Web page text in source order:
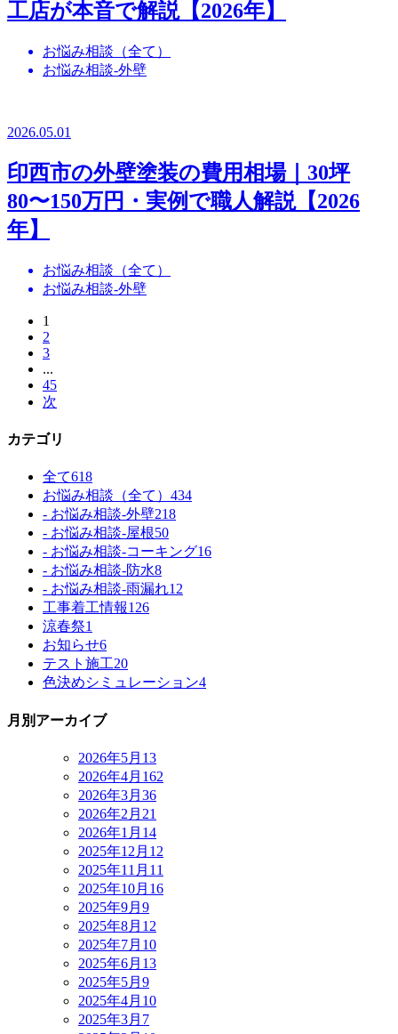
工店が本音で解説【2026年】
お悩み相談（全て）
お悩み相談-外壁
2026.05.01
印西市の外壁塗装の費用相場｜30坪
80〜150万円・実例で職人解説【2026
年】
お悩み相談（全て）
お悩み相談-外壁
1
2
3
...
45
次
カテゴリ
全て618
お悩み相談（全て） 434
- お悩み相談-外壁218
- お悩み相談-屋根50
- お悩み相談-コーキング16
- お悩み相談-防水8
- お悩み相談-雨漏れ12
工事着工情報126
涼春祭1
お知らせ6
テスト施工20
色決めシミュレーション4
月別アーカイブ
2026年5月 13
2026年4月 162
2026年3月 36
2026年2月 21
2026年1月 14
2025年12月 12
2025年11月 11
2025年10月 16
2025年9月 9
2025年8月 12
2025年7月 10
2025年6月 13
2025年5月 9
2025年4月 10
2025年3月 7